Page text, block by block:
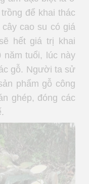
để khai thác
cao su có giá
hết giá trị khai
năm tuổi, lúc này
gỗ. Người ta sử
phẩm gỗ công
ghép, đóng các